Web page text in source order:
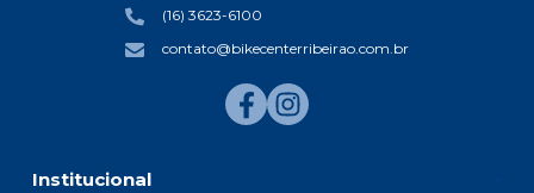
Institucional
(16) 3623-6100
contato@bikecenterribeirao.com.br